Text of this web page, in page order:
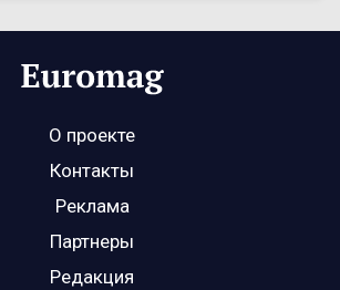
О проекте
Контакты
Реклама
Партнеры
Редакция